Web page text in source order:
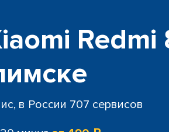
Redmi
в России 707 сервисов